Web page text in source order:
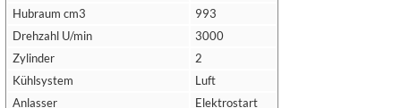
Hubraum cm3
993
Drehzahl U/min
3000
Zylinder
2
Kühlsystem
Luft
Anlasser
Elektrostart